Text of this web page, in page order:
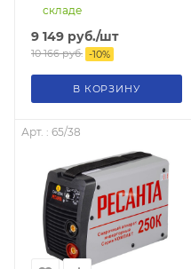
складе
9 149 руб./шт
10 166руб. -10%
В КОРЗИНУ
Арт. : 65/38